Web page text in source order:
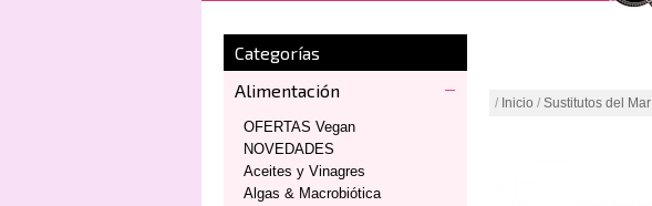
Categorías
Alimentación
OFERTAS Vegan
NOVEDADES
Aceites y Vinagres
Algas & Macrobiótica
/ Inicio / Sustitutos del Mar